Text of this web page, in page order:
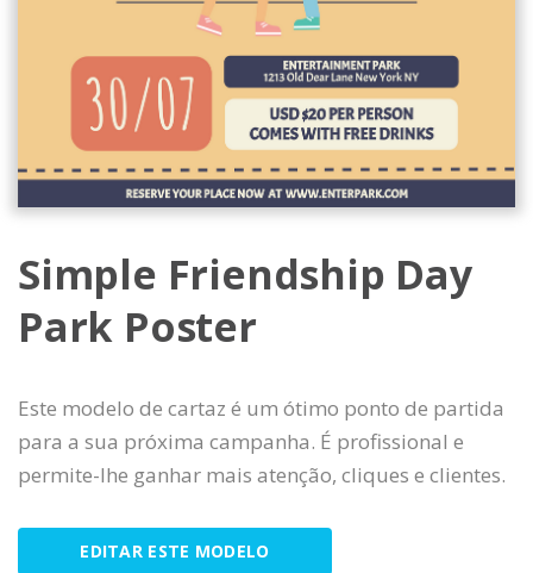
Simple Friendship Day
Park Poster
Este modelo de cartaz é um ótimo ponto de partida
para a sua próxima campanha. É profissional e
permite-lhe ganhar mais atenção, cliques e clientes.
EDITAR ESTE MODELO